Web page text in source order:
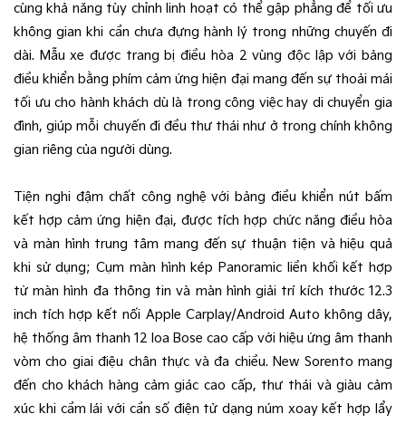
cùng khả năng tùy chỉnh linh hoạt​ có thể gập phẳng để tối ưu
không gian khi cần chưa đựng hành lý trong những chuyến đi
dài. Mẫu xe được trang bị điều hòa 2 vùng độc lập với bảng
điều khiển bằng phím cảm ứng hiện đại mang đến sự thoải mái
tối ưu cho hành khách dù là trong công việc hay di chuyển gia
đình, giúp mỗi chuyến đi đều thư thái như ở trong chính không
gian riêng của người dùng.
Tiện nghi đậm chất công nghệ với bảng điều khiển nút bấm
kết hợp cảm ứng hiện đại, được tích hợp chức năng điều hòa
và màn hình trung tâm mang đến sự thuận tiện và hiệu quả
khi sử dụng; Cụm màn hình kép Panoramic liền khối​ kết hợp
từ màn hình đa thông tin và màn hình giải trí kích thước 12.3
inch tích hợp kết nối Apple Carplay/Android Auto không dây,
hệ thống âm thanh 12 loa Bose cao cấp với hiệu ứng âm thanh
vòm cho giai điệu chân thực và đa chiều. New Sorento mang
đến cho khách hàng cảm giác cao cấp, thư thái và giàu cảm
xúc khi cầm lái với cần số điện tử dạng núm xoay kết hợp lẩy